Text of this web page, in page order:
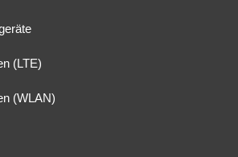
(LTE)
(WLAN)